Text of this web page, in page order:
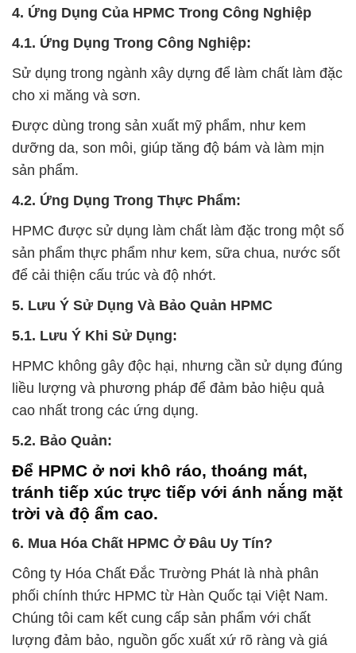
4. Ứng Dụng Của HPMC Trong Công Nghiệp
4.1. Ứng Dụng Trong Công Nghiệp:
Sử dụng trong ngành xây dựng để làm chất làm đặc
cho xi măng và sơn.
Được dùng trong sản xuất mỹ phẩm, như kem
dưỡng da, son môi, giúp tăng độ bám và làm mịn
sản phẩm.
4.2. Ứng Dụng Trong Thực Phẩm:
HPMC được sử dụng làm chất làm đặc trong một số
sản phẩm thực phẩm như kem, sữa chua, nước sốt
để cải thiện cấu trúc và độ nhớt.
5. Lưu Ý Sử Dụng Và Bảo Quản HPMC
5.1. Lưu Ý Khi Sử Dụng:
HPMC không gây độc hại, nhưng cần sử dụng đúng
liều lượng và phương pháp để đảm bảo hiệu quả
cao nhất trong các ứng dụng.
5.2. Bảo Quản:
Để HPMC ở nơi khô ráo, thoáng mát,
tránh tiếp xúc trực tiếp với ánh nắng mặt
trời và độ ẩm cao.
6. Mua Hóa Chất HPMC Ở Đâu Uy Tín?
Công ty Hóa Chất Đắc Trường Phát là nhà phân
phối chính thức HPMC từ Hàn Quốc tại Việt Nam.
Chúng tôi cam kết cung cấp sản phẩm với chất
lượng đảm bảo, nguồn gốc xuất xứ rõ ràng và giá